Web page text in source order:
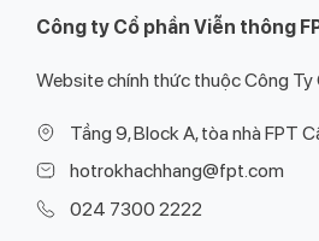
Công ty Cổ phần Viễn thông
Website chính thức thuộc Công Ty
Tầng 9, Block A, tòa nhà FPT
hotrokhachhang@fpt.com
024 7300 2222